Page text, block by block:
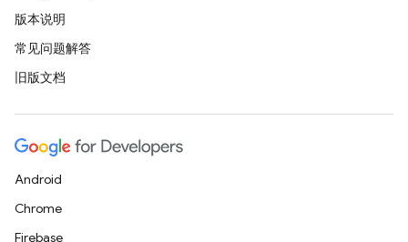
版本说明
常见问题解答
旧版文档
Android
Chrome
Firebase